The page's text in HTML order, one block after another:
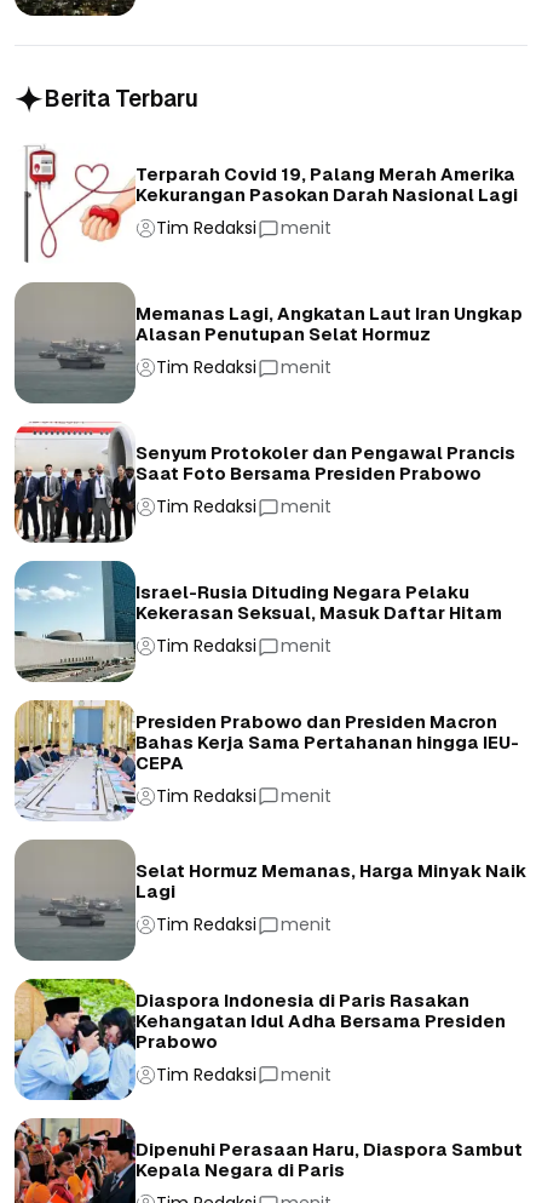
Berita Terbaru
Terparah Covid 19, Palang Merah Amerika
Kekurangan Pasokan Darah Nasional Lagi
Tim Redaksi menit
Memanas Lagi, Angkatan Laut Iran Ungkap
Alasan Penutupan Selat Hormuz
Tim Redaksi menit
Senyum Protokoler dan Pengawal Prancis
Saat Foto Bersama Presiden Prabowo
Tim Redaksi menit
Israel-Rusia Dituding Negara Pelaku
Kekerasan Seksual, Masuk Daftar Hitam
Tim Redaksi menit
Presiden Prabowo dan Presiden Macron
Bahas Kerja Sama Pertahanan hingga IEU-
CEPA
Tim Redaksi menit
Selat Hormuz Memanas, Harga Minyak Naik
Lagi
Tim Redaksi menit
Diaspora Indonesia di Paris Rasakan
Kehangatan Idul Adha Bersama Presiden
Prabowo
Tim Redaksi menit
Dipenuhi Perasaan Haru, Diaspora Sambut
Kepala Negara di Paris